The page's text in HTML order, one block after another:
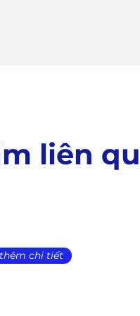
liên
chi tiết